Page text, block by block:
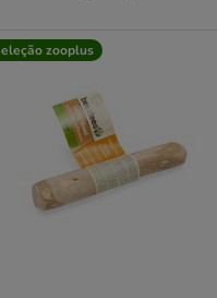
zooplus